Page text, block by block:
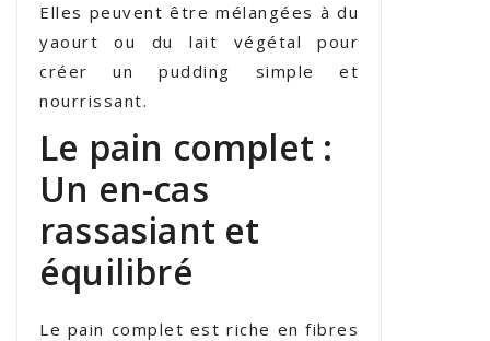
Elles peuvent être mélangées à du
yaourt ou du lait végétal pour
créer un pudding simple et
nourrissant.
Le pain complet :
Un en-cas
rassasiant et
équilibré
Le pain complet est riche en fibres